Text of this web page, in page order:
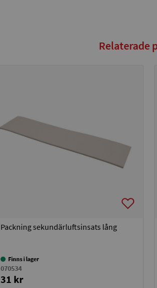
Relaterade
Packning sekundärluftsinsats lång
Finns i lager
070534
31 kr